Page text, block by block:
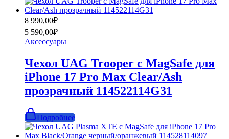
8 990,00₽
Первоначальная
цена
составляла
8
5 590,00₽
Текущая
цена:
5
590,00₽.
Аксессуары
Чехол UAG Trooper с MagSafe для
iPhone 17 Pro Max Clear/Ash
прозрачный 114522114G31
Подробнее